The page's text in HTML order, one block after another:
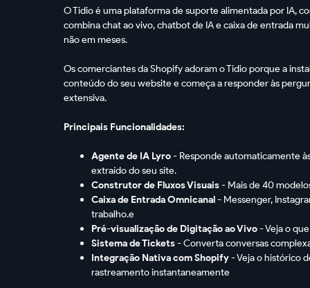
O Tidio é uma plataforma de suporte alimentada por IA,
combina chat ao vivo, chatbot de IA e caixa de entrada
não em meses.
Os comerciantes da Shopify adoram o Tidio porque a
conteúdo do seu website e começa a responder às
extensiva.
Principais Funcionalidades:
Agente de IA Lyro- Responde automaticamente
extraído do seu site.
Construtor de Fluxos Visuais- Mais de 40
Caixa de Entrada Omnicanal- Messenger,
trabalho.e
Pré-visualização de Digitação ao Vivo- Veja o
Sistema de Tickets- Converta conversas
Integração Nativa com Shopify- Veja o histórico
rastreamento instantaneamente